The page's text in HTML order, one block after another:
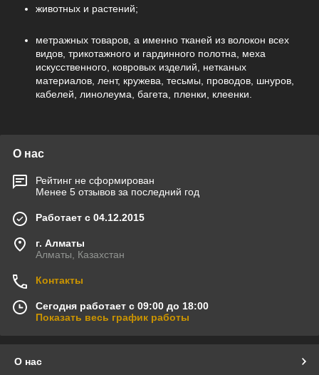
животных и растений;
метражных товаров, а именно тканей из волокон всех
видов, трикотажного и гардинного полотна, меха
искусственного, ковровых изделий, нетканых
материалов, лент, кружева, тесьмы, проводов, шнуров,
кабелей, линолеума, багета, пленки, клеенки.
О нас
Рейтинг не сформирован
Менее 5 отзывов за последний год
Работает с 04.12.2015
г. Алматы
Алматы, Казахстан
Контакты
Сегодня работает с 09:00 до 18:00
Показать весь график работы
О нас